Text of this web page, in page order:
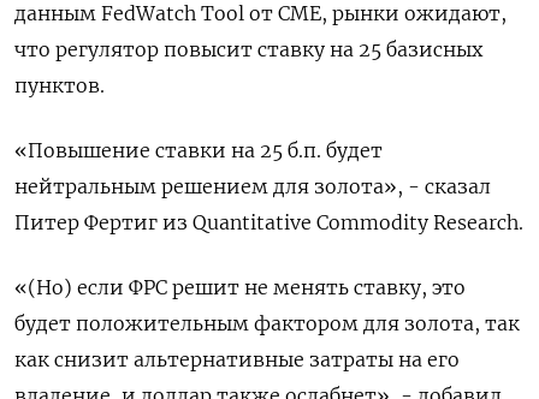
данным FedWatch Tool от CME, рынки ожидают,
что регулятор повысит ставку на 25 базисных
пунктов.
«Повышение ставки на 25 б.п. будет
нейтральным решением для золота», - сказал
Питер Фертиг из Quantitative Commodity Research.
«(Но) если ФРС решит не менять ставку, это
будет положительным фактором для золота, так
как снизит альтернативные затраты на его